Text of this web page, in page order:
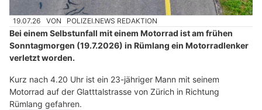
19.07.26 VON POLIZEI.NEWS REDAKTION
Bei einem Selbstunfall mit einem Motorrad ist am frühen
Sonntagmorgen (19.7.2026) in Rümlang ein Motorradlenker
verletzt worden.
Kurz nach 4.20 Uhr ist ein 23-jähriger Mann mit seinem
Motorrad auf der Glatttalstrasse von Zürich in Richtung
Rümlang gefahren.